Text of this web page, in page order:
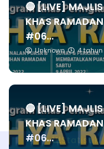
🔴 [LIVE] MAJLIS
KHAS
#06...
Unknown 4
🔴 [LIVE] MAJLIS
KHAS
#06...